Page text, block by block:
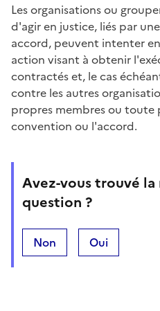
Les organisations ou
d'agir en justice, liés par
accord, peuvent intenter
action visant à obtenir
contractés et, le cas
contre les autres
propres membres ou toute
convention ou l'accord.
Avez-vous trouvé
question ?
Non Oui